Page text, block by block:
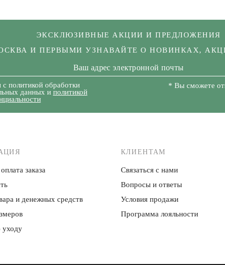
ЭКСКЛЮЗИВНЫЕ АКЦИИ И ПРЕДЛОЖЕНИЯ
И ПЕРВЫМИ УЗНАВАЙТЕ О НОВИНКАХ,
с политикой обработки
данных и политикой
* Вы сможете
заказа
и денежных средств
уходу
КЛИЕНТАМ
Связаться с нами
Вопросы и ответы
Условия продажи
Программа лояльности